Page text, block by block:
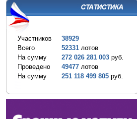
Участников
38929
Всего
52331 лотов
На сумму
272 026 281 003 руб.
Проведено
49477 лотов
На сумму
251 118 499 805 руб.